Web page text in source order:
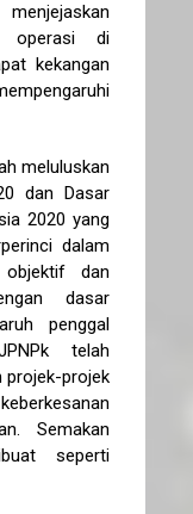
operasi di
kekangan
meluluskan
dan Dasar
2020 yang
dalam
dan
dasar
penggal
telah
projek-projek
Semakan
seperti